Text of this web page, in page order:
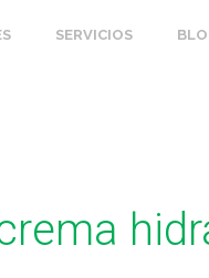
SERVICIOS